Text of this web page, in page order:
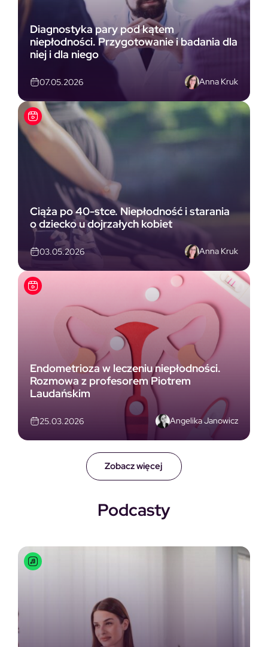
Zobacz więcej
Diagnostyka pary pod kątem
niepłodności. Przygotowanie i badania dla
niej i dla niego
07.05.2026 Anna Kruk
Ciąża po 40-stce. Niepłodność i starania
o dziecko u dojrzałych kobiet
03.05.2026 Anna Kruk
Endometrioza w leczeniu niepłodności.
Rozmowa z profesorem Piotrem
Laudańskim
25.03.2026 Angelika Janowicz
Podcasty